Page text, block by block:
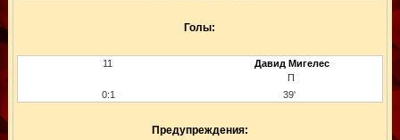
Голы:
11
Давид Мигелес
П
0:1
39'
Предупреждения: